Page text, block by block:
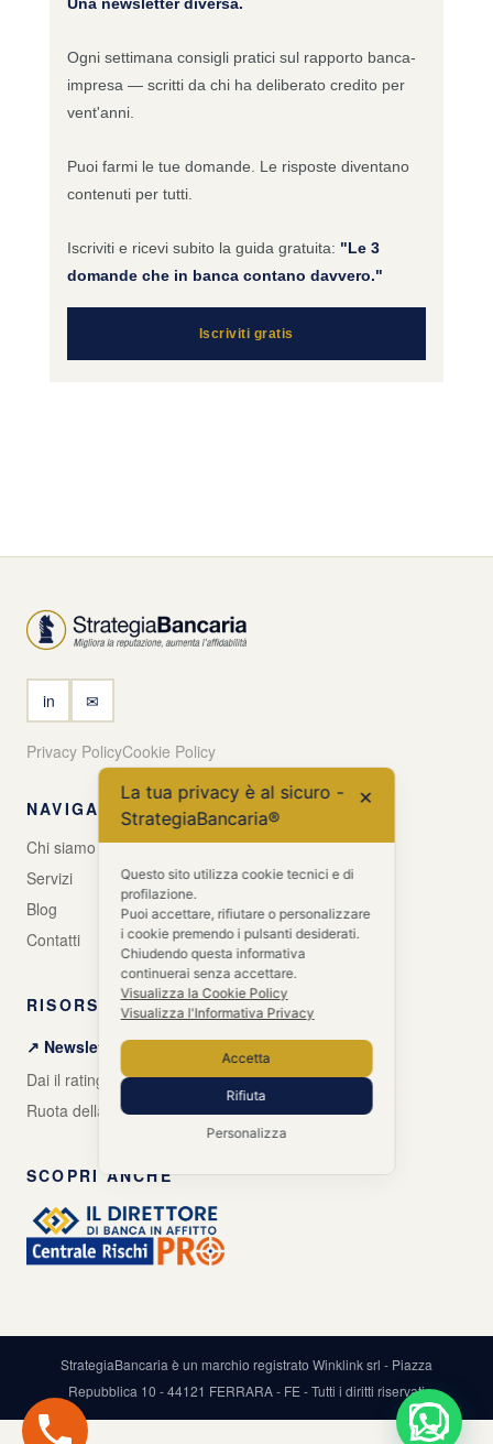
Una newsletter diversa.
Ogni settimana consigli pratici sul rapporto banca-
impresa — scritti da chi ha deliberato credito per
vent'anni.
Puoi farmi le tue domande. Le risposte diventano
contenuti per tutti.
Iscriviti e ricevi subito la guida gratuita: "Le 3
domande che in banca contano davvero."
Iscriviti gratis
in ✉
Privacy PolicyCookie Policy
NAVIGA
Chi siamo
Servizi
Blog
Contatti
RISORSE GRATUITE
↗ Newsletter + Guida gratuita
Dai il rating alle tue banche
Ruota della Vita Aziendale
SCOPRI ANCHE
StrategiaBancaria è un marchio registrato Winklink srl - Piazza
Repubblica 10 - 44121 FERRARA - FE - Tutti i diritti riservati
La tua privacy è al sicuro -
StrategiaBancaria®
✕
Questo sito utilizza cookie tecnici e di
profilazione.
Puoi accettare, rifiutare o personalizzare
i cookie premendo i pulsanti desiderati.
Chiudendo questa informativa
continuerai senza accettare.
Visualizza la Cookie Policy
Visualizza l'Informativa Privacy
Accetta
Rifiuta
Personalizza